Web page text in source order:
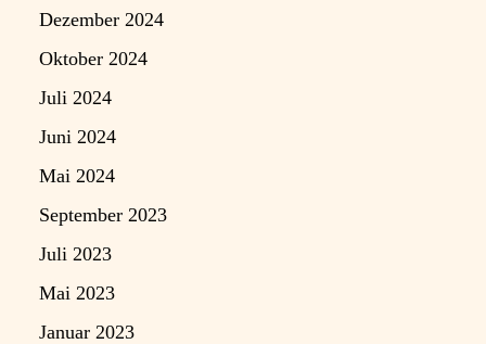
Dezember 2024
Oktober 2024
Juli 2024
Juni 2024
Mai 2024
September 2023
Juli 2023
Mai 2023
Januar 2023